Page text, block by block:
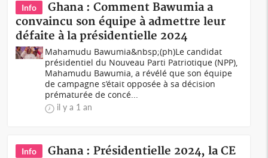
Info
Ghana : Comment Bawumia a
convaincu son équipe à admettre leur
défaite à la présidentielle 2024
Mahamudu Bawumia&nbsp;(ph)Le candidat
présidentiel du Nouveau Parti Patriotique (NPP),
Mahamudu Bawumia, a révélé que son équipe
de campagne s’était opposée à sa décision
prématurée de concé...
il y a 1 an
Info
Ghana : Présidentielle 2024, la CE